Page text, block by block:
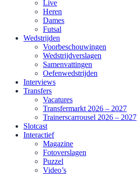
Live
Heren
Dames
Futsal
Wedstrijden
Voorbeschouwingen
Wedstrijdverslagen
Samenvattingen
Oefenwedstrijden
Interviews
Transfers
Vacatures
Transfermarkt 2026 – 2027
Trainerscarrousel 2026 – 2027
Slotcast
Interactief
Magazine
Fotoverslagen
Puzzel
Video’s